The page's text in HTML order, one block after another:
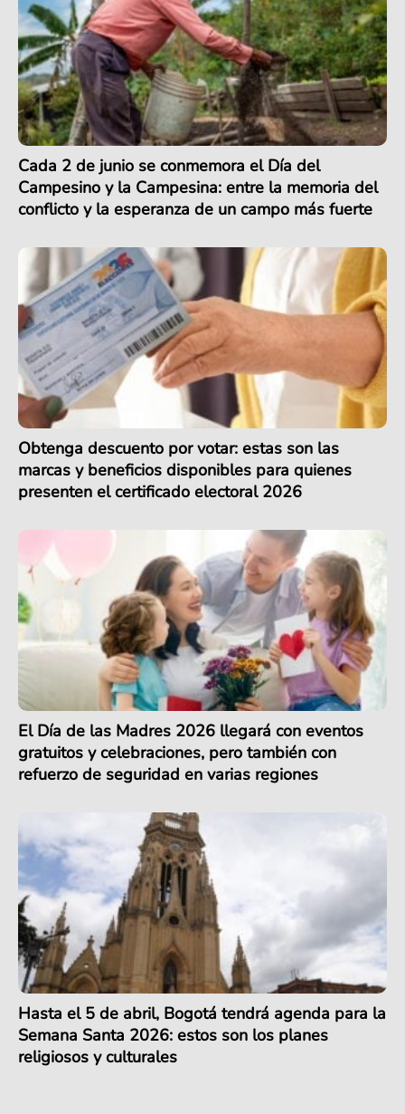
Cada 2 de junio se conmemora el Día del
Campesino y la Campesina: entre la memoria del
conflicto y la esperanza de un campo más fuerte
Obtenga descuento por votar: estas son las
marcas y beneficios disponibles para quienes
presenten el certificado electoral 2026
El Día de las Madres 2026 llegará con eventos
gratuitos y celebraciones, pero también con
refuerzo de seguridad en varias regiones
Hasta el 5 de abril, Bogotá tendrá agenda para la
Semana Santa 2026: estos son los planes
religiosos y culturales